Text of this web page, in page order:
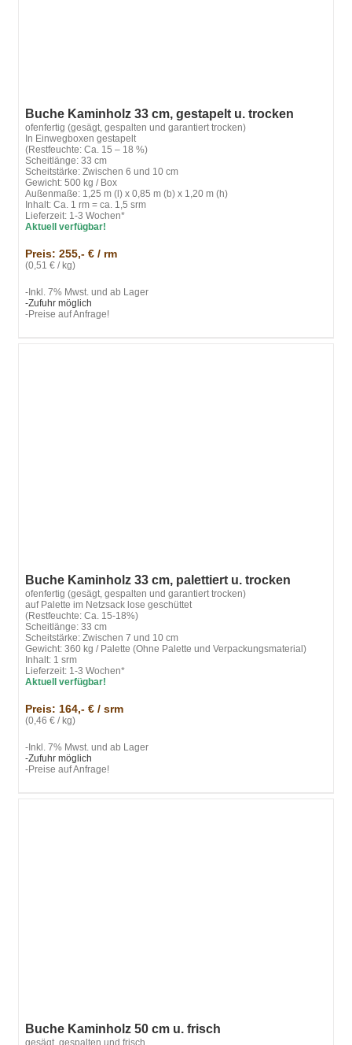
Buche Kaminholz 33 cm, gestapelt u. trocken
ofenfertig (gesägt, gespalten und garantiert trocken)
In Einwegboxen gestapelt
(Restfeuchte: Ca. 15 – 18 %)
Scheitlänge: 33 cm
Scheitstärke: Zwischen 6 und 10 cm
Gewicht: 500 kg / Box
Außenmaße: 1,25 m (l) x 0,85 m (b) x 1,20 m (h)
Inhalt: Ca. 1 rm = ca. 1,5 srm
Lieferzeit: 1-3 Wochen*
Aktuell verfügbar!
Preis: 255,- € / rm
(0,51 € / kg)
-Inkl. 7% Mwst. und ab Lager
-Zufuhr möglich
-Preise auf Anfrage!
Buche Kaminholz 33 cm, palettiert u. trocken
ofenfertig (gesägt, gespalten und garantiert trocken)
auf Palette im Netzsack lose geschüttet
(Restfeuchte: Ca. 15-18%)
Scheitlänge: 33 cm
Scheitstärke: Zwischen 7 und 10 cm
Gewicht: 360 kg / Palette (Ohne Palette und Verpackungsmaterial)
Inhalt: 1 srm
Lieferzeit: 1-3 Wochen*
Aktuell verfügbar!
Preis: 164,- € / srm
(0,46 € / kg)
-Inkl. 7% Mwst. und ab Lager
-Zufuhr möglich
-Preise auf Anfrage!
Buche Kaminholz 50 cm u. frisch
gesägt, gespalten und frisch